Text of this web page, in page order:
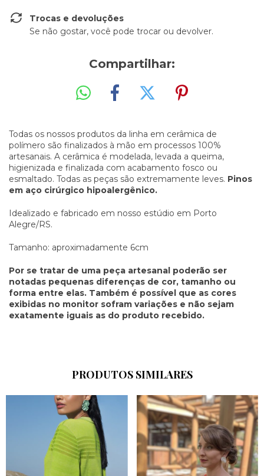
Trocas e devoluções
Se não gostar, você pode trocar ou devolver.
Compartilhar:
Todas os nossos produtos da linha em cerâmica de
polímero são finalizados à mão em processos 100%
artesanais. A cerâmica é modelada, levada a queima,
higienizada e finalizada com acabamento fosco ou
esmaltado. Todas as peças são extremamente leves. Pinos
em aço cirúrgico hipoalergênico.
Idealizado e fabricado em nosso estúdio em Porto
Alegre/RS.
Tamanho: aproximadamente 6cm
Por se tratar de uma peça artesanal poderão ser
notadas pequenas diferenças de cor, tamanho ou
forma entre elas. Também é possível que as cores
exibidas no monitor sofram variações e não sejam
exatamente iguais as do produto recebido.
PRODUTOS SIMILARES